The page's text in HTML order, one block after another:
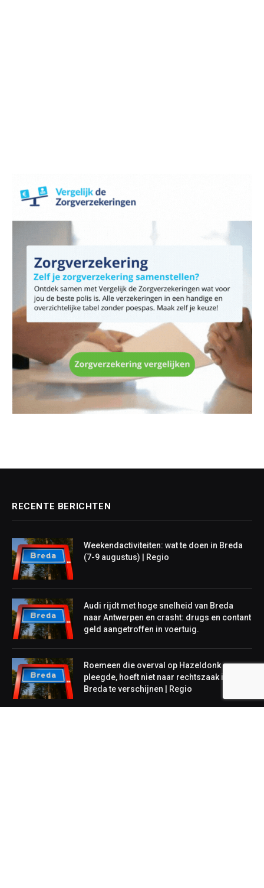
RECENTE BERICHTEN
Weekendactiviteiten: wat te doen in Breda
(7-9 augustus) | Regio
Audi rijdt met hoge snelheid van Breda
naar Antwerpen en crasht: drugs en contant
geld aangetroffen in voertuig.
Roemeen die overval op Hazeldonk
pleegde, hoeft niet naar rechtszaak in
Breda te verschijnen | Regio